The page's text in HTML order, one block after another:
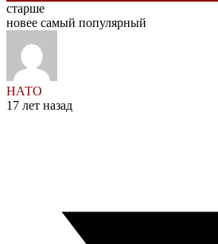
старше
новее самый популярный
НАТО
17 лет назад